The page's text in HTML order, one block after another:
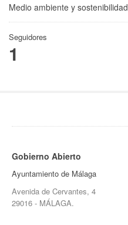
Medio ambiente y sostenibilidad
Seguidores
1
Gobierno Abierto
Ayuntamiento de Málaga
Avenida de Cervantes, 4
29016 - MÁLAGA.